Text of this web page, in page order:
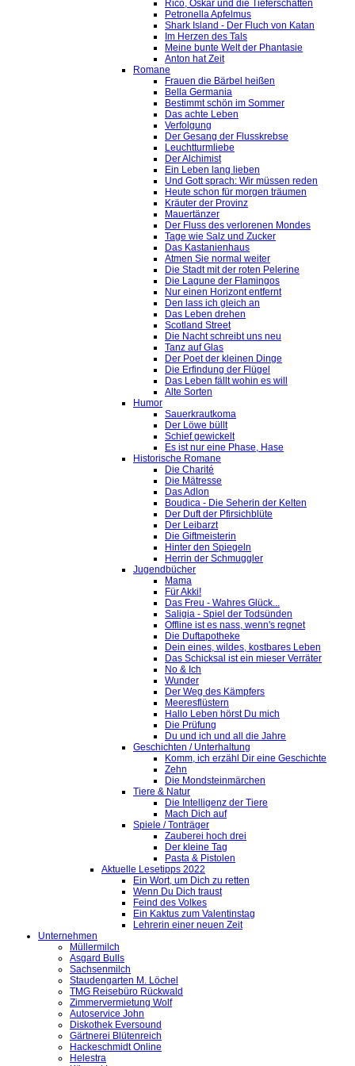
Rico, Oskar und die Tieferschatten
Petronella Apfelmus
Shark Island - Der Fluch von Katan
Im Herzen des Tals
Meine bunte Welt der Phantasie
Anton hat Zeit
Romane
Frauen die Bärbel heißen
Bella Germania
Bestimmt schön im Sommer
Das achte Leben
Verfolgung
Der Gesang der Flusskrebse
Leuchtturmliebe
Der Alchimist
Ein Leben lang lieben
Und Gott sprach: Wir müssen reden
Heute schon für morgen träumen
Kräuter der Provinz
Mauertänzer
Der Fluss des verlorenen Mondes
Tage wie Salz und Zucker
Das Kastanienhaus
Atmen Sie normal weiter
Die Stadt mit der roten Pelerine
Die Lagune der Flamingos
Nur einen Horizont entfernt
Den lass ich gleich an
Das Leben drehen
Scotland Street
Die Nacht schreibt uns neu
Tanz auf Glas
Der Poet der kleinen Dinge
Die Erfindung der Flügel
Das Leben fällt wohin es will
Alte Sorten
Humor
Sauerkrautkoma
Der Löwe büllt
Schief gewickelt
Es ist nur eine Phase, Hase
Historische Romane
Die Charité
Die Mätresse
Das Adlon
Boudica - Die Seherin der Kelten
Der Duft der Pfirsichblüte
Der Leibarzt
Die Giftmeisterin
Hinter den Spiegeln
Herrin der Schmuggler
Jugendbücher
Mama
Für Akki!
Das Freu - Wahres Glück...
Saligia - Spiel der Todsünden
Offline ist es nass, wenn's regnet
Die Duftapotheke
Dein eines, wildes, kostbares Leben
Das Schicksal ist ein mieser Verräter
No & Ich
Wunder
Der Weg des Kämpfers
Meeresflüstern
Hallo Leben hörst Du mich
Die Prüfung
Du und ich und all die Jahre
Geschichten / Unterhaltung
Komm, ich erzähl Dir eine Geschichte
Zehn
Die Mondsteinmärchen
Tiere & Natur
Die Intelligenz der Tiere
Mach Dich auf
Spiele / Tonträger
Zauberei hoch drei
Der kleine Tag
Pasta & Pistolen
Aktuelle Lesetipps 2022
Ein Wort, um Dich zu retten
Wenn Du Dich traust
Feind des Volkes
Ein Kaktus zum Valentinstag
Lehrerin einer neuen Zeit
Unternehmen
Müllermilch
Asgard Bulls
Sachsenmilch
Staudengarten M. Löchel
TMG Reisebüro Rückwald
Zimmervermietung Wolf
Autoservice John
Diskothek Eversound
Gärtnerei Blütenreich
Hackeschmidt Online
Helestra